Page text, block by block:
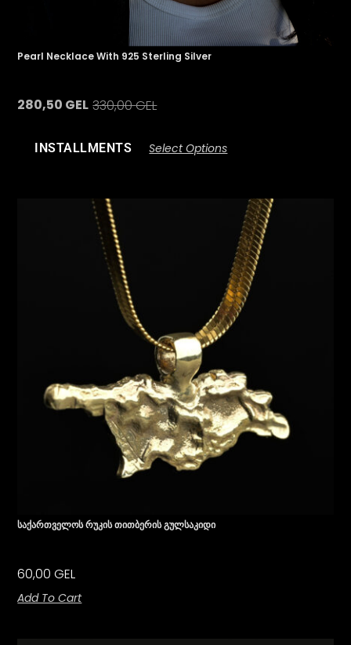
Pearl Necklace With 925 Sterling Silver
330,00GEL
280,50 GEL
INSTALLMENTS Select Options
Საქართველოს Რუკის Თითბერის Გულსაკიდი
60,00GEL
Add To Cart